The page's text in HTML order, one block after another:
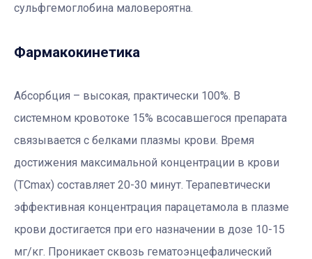
сульфгемоглобина маловероятна.
Фармакокинетика
Абсорбция – высокая, практически 100%. В
системном кровотоке 15% всосавшегося препарата
связывается с белками плазмы крови. Время
достижения максимальной концентрации в крови
(TCmax) составляет 20-30 минут. Терапевтически
эффективная концентрация парацетамола в плазме
крови достигается при его назначении в дозе 10-15
мг/кг. Проникает сквозь гематоэнцефалический